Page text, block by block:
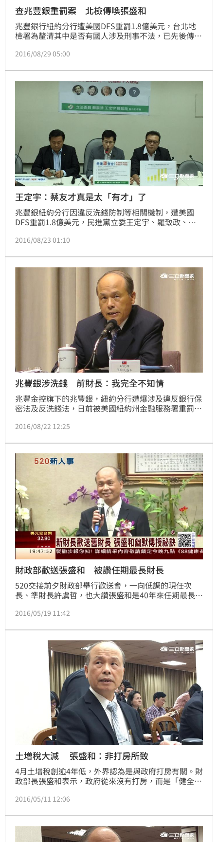
查兆豐銀重罰案 北檢傳喚張盛和
兆豐銀行紐約分行遭美國DFS重罰1.8億美元，台北地
檢署為釐清其中是否有國人涉及刑事不法，已先後傳喚
案，今（29）日下午以證人身分傳喚前財政部長張盛
示，主要是向檢方澄清媒體報導的部分，但不能透漏偵
訊內容。
2016/08/29 05:00
王定宇：蔡友才真是太「有才」了
兆豐銀紐約分行因違反洗錢防制等相關機制，遭美國
DFS重罰1.8億美元，民進黨立委王定宇、羅致政、蘇
底。王定宇表示，DFS早在2013年就查到兆豐銀的洗錢
謊，「蔡友才真的是太有才了！」
2016/08/23 01:10
兆豐銀涉洗錢 前財長：我完全不知情
兆豐金控旗下的兆豐銀，紐約分行遭爆涉及違反銀行保
密法及反洗錢法，日前被美國紐約州金融服務署重罰約
也在昨（21）日下指示專案調查、追究責任。只是究竟
董事長的蔡友才，至於時任財政部長的張盛和，他對此
表示「毫不知情」！
2016/08/22 12:25
財政部歡送張盛和 被讚任期最長財長
520交接前夕財政部舉行歡送會，一向低調的現任次
長、準財長許虞哲，也大讚張盛和是40年來任期最長的
置。
2016/05/19 11:42
土增稅大減 張盛和：非打房所致
4月土增稅創逾4年低，外界認為是與政府打房有關。財
政部長張盛和表示，政府從來沒有打房，而是「健全房
稅是回歸正常。
2016/05/11 12:06